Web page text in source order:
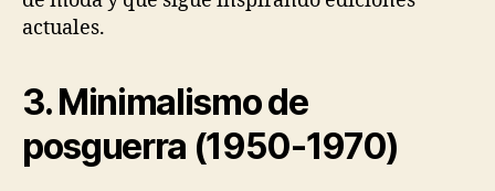
actuales.
3. Minimalismo de
posguerra (1950-1970)